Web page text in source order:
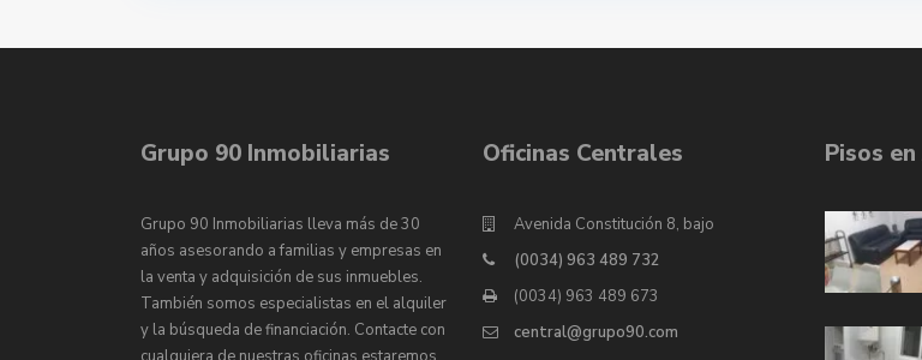
Grupo 90 Inmobiliarias
Grupo 90 Inmobiliarias lleva más de 30
años asesorando a familias y empresas en
la venta y adquisición de sus inmuebles.
También somos especialistas en el alquiler
y la búsqueda de financiación. Contacte con
Oficinas Centrales
Avenida Constitución 8, bajo
(0034) 963 489 732
(0034) 963 489 673
central@grupo90.com
Pisos